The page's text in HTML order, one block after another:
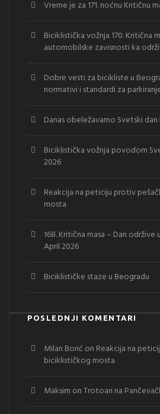
Vreme je za 171. noćnu Kritičnu
Biciklistička vožnja 170. Kritična
automobilske zavisnosti ka
Dobre vesti za bicikliste u
normativi i standardi za
Danas obeležavamo Svetski
Biciklistička vožnja povodom
2026
Reakcija na peticiju protiv
mosta
168. Kritična masa – Dan
April 2026
Biciklističke staze u Beogradu
POSLEDNJI KOMENTARI
Milan Borić on Reakcija na
biciklističkog mosta
Maksim onTrotoari na